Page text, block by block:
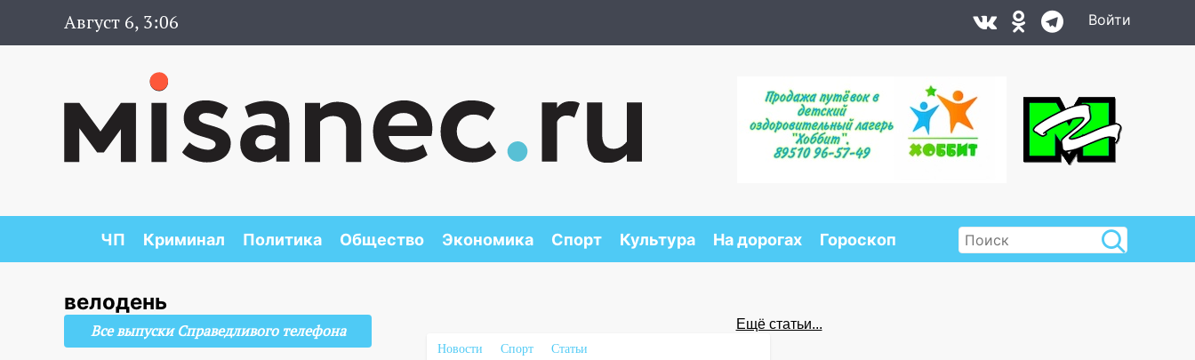
Август 6, 3:06 Войти
ЧП Криминал Политика Общество Экономика Спорт Культура На дорогах Гороскоп
велодень
Ещё статьи...
Новости Спорт
Статьи
Все выпуски Справедливого телефона